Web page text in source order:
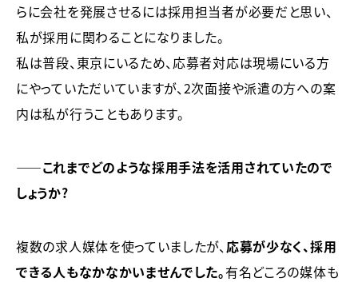
らに会社を発展させるには採用担当者が必要だと思い、
私が採用に関わることになりました。
私は普段、東京にいるため、応募者対応は現場にいる方
にやっていただいていますが、2次面接や派遣の方への案
内は私が行うこともあります。
――これまでどのような採用手法を活用されていたので
しょうか？
複数の求人媒体を使っていましたが、応募が少なく、採用
できる人もなかなかいませんでした。有名どころの媒体も